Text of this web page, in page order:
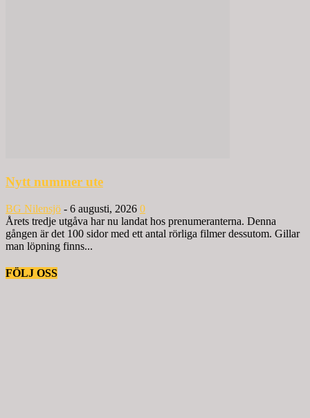
Nytt nummer ute
BG Nilensjö - 6 augusti, 2026 0
Årets tredje utgåva har nu landat hos prenumeranterna. Denna
gången är det 100 sidor med ett antal rörliga filmer dessutom. Gillar
man löpning finns...
FÖLJ OSS